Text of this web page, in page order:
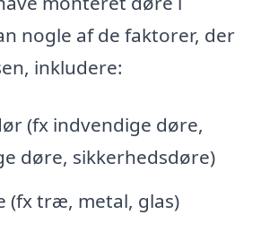
nogle af de faktorer, der
inkludere:
(fx indvendige døre,
døre, sikkerhedsdøre)
(fx træ, metal, glas)